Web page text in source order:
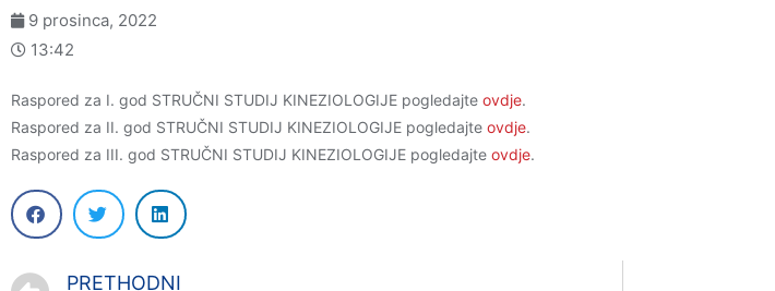
9 prosinca, 2022
13:42
Raspored za I. god STRUČNI STUDIJ KINEZIOLOGIJE pogledajte ovdje.
Raspored za II. god STRUČNI STUDIJ KINEZIOLOGIJE pogledajte ovdje.
Raspored za III. god STRUČNI STUDIJ KINEZIOLOGIJE pogledajte ovdje.
PRETHODNI